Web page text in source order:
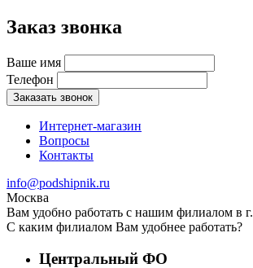
Заказ звонка
Ваше имя
Телефон
Заказать звонок
Интернет-магазин
Вопросы
Контакты
info@podshipnik.ru
Москва
Вам удобно работать с нашим филиалом в г.
С каким филиалом Вам удобнее работать?
Центральный ФО